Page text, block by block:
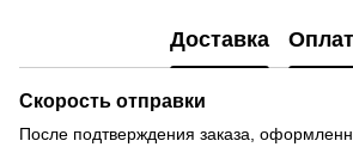
Доставка
Скорость отправки
После подтверждения заказа,